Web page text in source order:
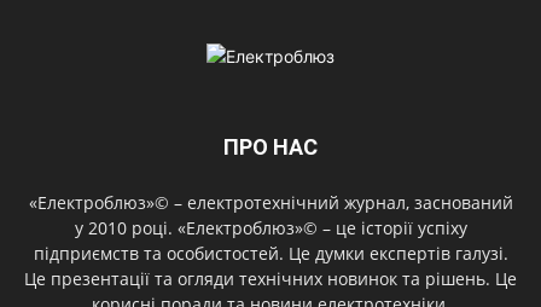
ПРО НАС
«Електроблюз»© – електротехнічний журнал, заснований
у 2010 році. «Електроблюз»© – це історії успіху
підприємств та особистостей. Це думки експертів галузі.
Це презентації та огляди технічних новинок та рішень. Це